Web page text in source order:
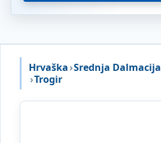
Hrvaška›Srednja Dalmacija
›Trogir